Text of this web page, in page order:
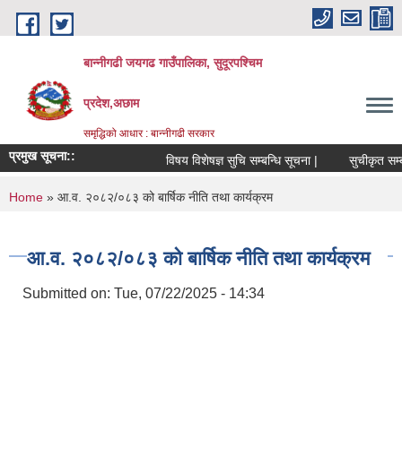
Skip to main content
बान्नीगढी जयगढ गाउँपालिका, सुदूरपश्चिम
प्रदेश,अछाम
समृद्धिको आधार : बान्नीगढी सरकार
प्रमुख सूचना:: विषय विशेषज्ञ सुचि सम्बन्धि सूचना | सुचीकृत
You are here
Home » आ.व. २०८२/०८३ को बार्षिक नीति तथा कार्यक्रम
आ.व. २०८२/०८३ को बार्षिक नीति तथा कार्यक्रम
Submitted on: Tue, 07/22/2025 - 14:34